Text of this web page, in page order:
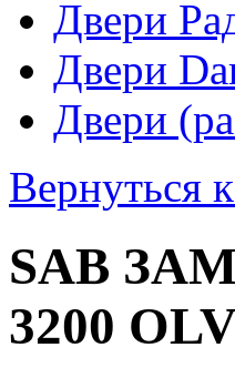
Двери
Двери
Двери
Вернуться
SAB
3200